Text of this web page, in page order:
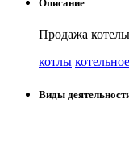
Описание
Продажа
котлы
Виды